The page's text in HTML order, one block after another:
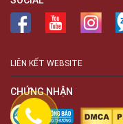
LIÊN KẾT WEBSITE
CHỨNG NHẬN